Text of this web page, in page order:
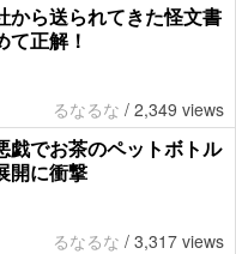
から送られてきた怪文書
正解！
るなるな / 2,349 views
戯でお茶のペットボトル
開に衝撃
るなるな / 3,317 views